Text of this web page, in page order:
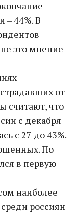
– 44%. В
это мнение
от
считают, что
с декабря
с 27 до 43%.
По
в первую
наиболее
россиян